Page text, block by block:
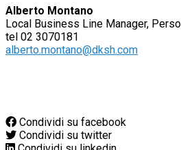
Alberto Montano
Local Business Line Manager,
tel 02 3070181
alberto.montano@dksh.com
Condividi su facebook
Condividi su twitter